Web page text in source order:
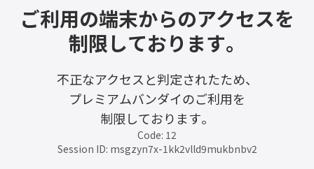
ご利用の端末からのアクセスを
制限しております。
不正なアクセスと判定されたため、
プレミアムバンダイのご利用を
制限しております。
Code: 12
Session ID: msgzyn7x-1kk2vlld9mukbnbv2